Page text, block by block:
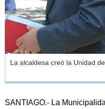
La alcaldesa creó la Unidad
SANTIAGO.- La